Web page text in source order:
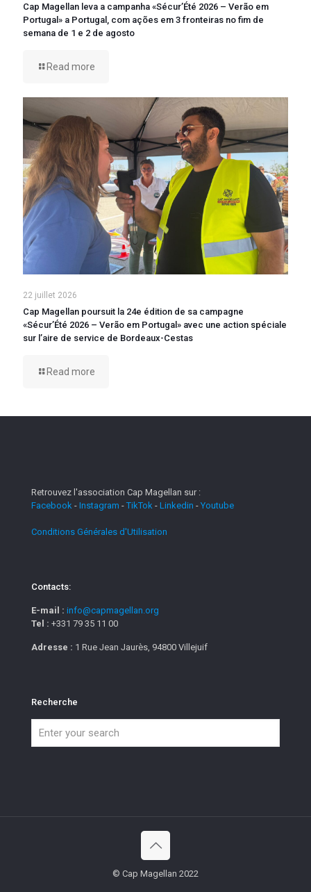
Cap Magellan leva a campanha «Sécur’Été 2026 – Verão em
Portugal» a Portugal, com ações em 3 fronteiras no fim de
semana de 1 e 2 de agosto
Read more
22 juillet 2026
Cap Magellan poursuit la 24e édition de sa campagne
«Sécur’Été 2026 – Verão em Portugal» avec une action spéciale
sur l’aire de service de Bordeaux-Cestas
Read more
Retrouvez l'association Cap Magellan sur :
Facebook - Instagram -TikTok - Linkedin - Youtube
Conditions Générales d'Utilisation
Contacts:
E-mail : info@capmagellan.org
Tel : +331 79 35 11 00
Adresse : 1 Rue Jean Jaurès, 94800 Villejuif
Recherche
© Cap Magellan 2022